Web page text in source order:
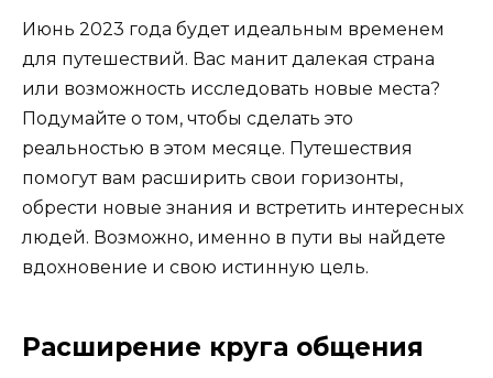
Июнь 2023 года будет идеальным временем
для путешествий. Вас манит далекая страна
или возможность исследовать новые места?
Подумайте о том, чтобы сделать это
реальностью в этом месяце. Путешествия
помогут вам расширить свои горизонты,
обрести новые знания и встретить интересных
людей. Возможно, именно в пути вы найдете
вдохновение и свою истинную цель.
Расширение круга общения